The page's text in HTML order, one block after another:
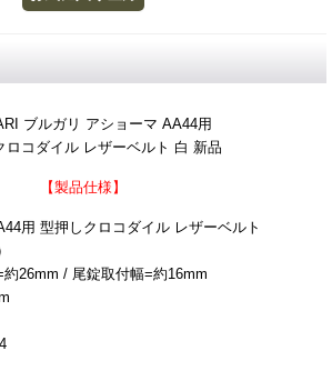
ブルガリ アショーマ AA44用
ロコダイル レザーベルト 白 新品
【製品仕様】
用 型押しクロコダイル レザーベルト
26mm / 尾錠取付幅=約16mm